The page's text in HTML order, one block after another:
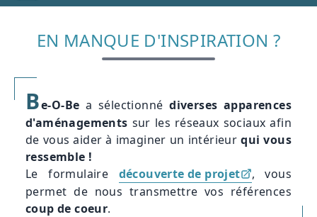
EN MANQUE D'INSPIRATION ?
Be-O-Be a sélectionnédiverses apparences
d'aménagements sur les réseaux sociaux afin
de vous aider à imaginer un intérieurqui vous
ressemble !
Le formulaire découverte de projet
, vous
permet de nous transmettre vos références
coup de coeur.